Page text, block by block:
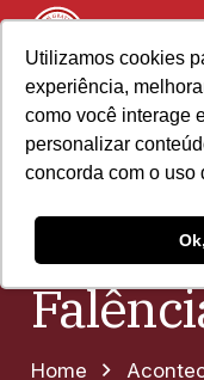
Utilizamos cookies
experiência,
como você interage
personalizar
concorda com o uso
Home